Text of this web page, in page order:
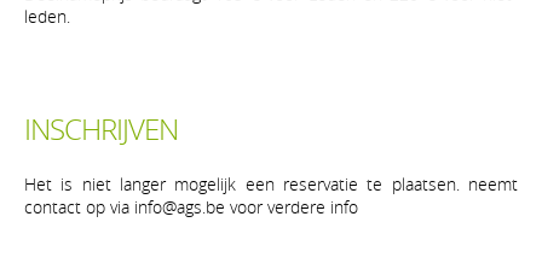
leden.
INSCHRIJVEN
Het is niet langer mogelijk een reservatie te plaatsen. neemt
contact op via info@ags.be voor verdere info